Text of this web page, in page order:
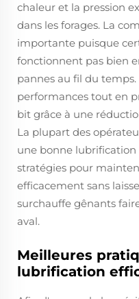
chaleur et la pression
dans les forages. La
importante puisque
fonctionnent pas bien
pannes au fil du
performances tout en
bit grâce à une
La plupart des
une bonne
stratégies pour
efficacement sans
surchauffe gênants
aval.
Meilleures
lubrification